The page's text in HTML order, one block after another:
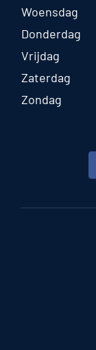
Woensdag
Donderdag
Vrijdag
Zaterdag
Zondag